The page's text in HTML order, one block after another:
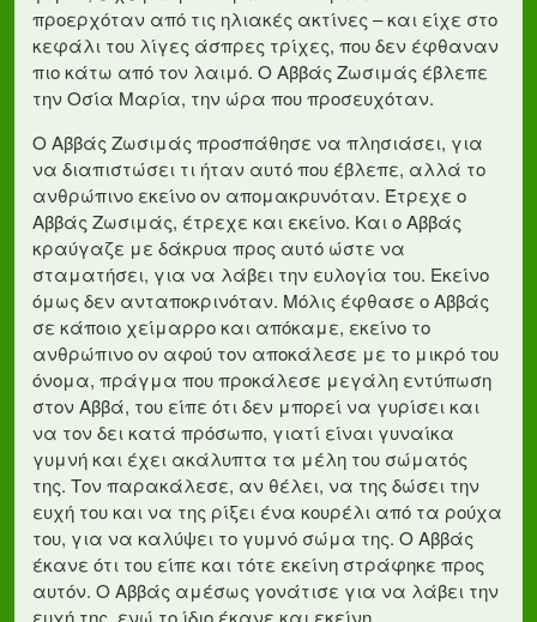
προερχόταν από τις ηλιακές ακτίνες – και είχε στο
κεφάλι του λίγες άσπρες τρίχες, που δεν έφθαναν
πιο κάτω από τον λαιμό. Ο Αββάς Ζωσιμάς έβλεπε
την Οσία Μαρία, την ώρα που προσευχόταν.
Ο Αββάς Ζωσιμάς προσπάθησε να πλησιάσει, για
να διαπιστώσει τι ήταν αυτό που έβλεπε, αλλά το
ανθρώπινο εκείνο ον απομακρυνόταν. Έτρεχε ο
Αββάς Ζωσιμάς, έτρεχε και εκείνο. Και ο Αββάς
κραύγαζε με δάκρυα προς αυτό ώστε να
σταματήσει, για να λάβει την ευλογία του. Εκείνο
όμως δεν ανταποκρινόταν. Μόλις έφθασε ο Αββάς
σε κάποιο χείμαρρο και απόκαμε, εκείνο το
ανθρώπινο ον αφού τον αποκάλεσε με το μικρό του
όνομα, πράγμα που προκάλεσε μεγάλη εντύπωση
στον Αββά, του είπε ότι δεν μπορεί να γυρίσει και
να τον δει κατά πρόσωπο, γιατί είναι γυναίκα
γυμνή και έχει ακάλυπτα τα μέλη του σώματός
της. Τον παρακάλεσε, αν θέλει, να της δώσει την
ευχή του και να της ρίξει ένα κουρέλι από τα ρούχα
του, για να καλύψει το γυμνό σώμα της. Ο Αββάς
έκανε ότι του είπε και τότε εκείνη στράφηκε προς
αυτόν. Ο Αββάς αμέσως γονάτισε για να λάβει την